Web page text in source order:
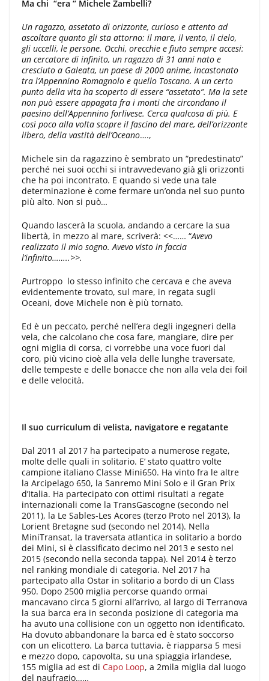
Ma chi “era “ Michele Zambelli?
Un ragazzo, assetato di orizzonte, curioso e attento ad
ascoltare quanto gli sta attorno: il mare, il vento, il cielo,
gli uccelli, le persone. Occhi, orecchie e fiuto sempre accesi:
un cercatore di infinito, un ragazzo di 31 anni nato e
cresciuto a Galeata, un paese di 2000 anime, incastonato
tra l’Appennino Romagnolo e quello Toscano. A un certo
punto della vita ha scoperto di essere “assetato”. Ma la sete
non può essere appagata fra i monti che circondano il
paesino dell’Appennino forlivese. Cerca qualcosa di più. E
così poco alla volta scopre il fascino del mare, dell’orizzonte
libero, della vastità dell’Oceano….,
Michele sin da ragazzino è sembrato un “predestinato”
perché nei suoi occhi si intravvedevano già gli orizzonti
che ha poi incontrato. E quando si vede una tale
determinazione è come fermare un’onda nel suo punto
più alto. Non si può…
Quando lascerà la scuola, andando a cercare la sua
libertà, in mezzo al mare, scriverà: <<…… “Avevo
realizzato il mio sogno. Avevo visto in faccia
l’infinito……..>>.
Purtroppo lo stesso infinito che cercava e che aveva
evidentemente trovato, sul mare, in regata sugli
Oceani, dove Michele non è più tornato.
Ed è un peccato, perché nell’era degli ingegneri della
vela, che calcolano che cosa fare, mangiare, dire per
ogni miglia di corsa, ci vorrebbe una voce fuori dal
coro, più vicino cioè alla vela delle lunghe traversate,
delle tempeste e delle bonacce che non alla vela dei foil
e delle velocità.
Il suo curriculum di velista, navigatore e regatante
Dal 2011 al 2017 ha partecipato a numerose regate,
molte delle quali in solitario. E’ stato quattro volte
campione italiano Classe Mini650. Ha vinto fra le altre
la Arcipelago 650, la Sanremo Mini Solo e il Gran Prix
d’Italia. Ha partecipato con ottimi risultati a regate
internazionali come la TransGascogne (secondo nel
2011), la Le Sables-Les Acores (terzo Proto nel 2013), la
Lorient Bretagne sud (secondo nel 2014). Nella
MiniTransat, la traversata atlantica in solitario a bordo
dei Mini, si è classificato decimo nel 2013 e sesto nel
2015 (secondo nella seconda tappa). Nel 2014 è terzo
nel ranking mondiale di categoria. Nel 2017 ha
partecipato alla Ostar in solitario a bordo di un Class
950. Dopo 2500 miglia percorse quando ormai
mancavano circa 5 giorni all’arrivo, al largo di Terranova
la sua barca era in seconda posizione di categoria ma
ha avuto una collisione con un oggetto non identificato.
Ha dovuto abbandonare la barca ed è stato soccorso
con un elicottero. La barca tuttavia, è riapparsa 5 mesi
e mezzo dopo, capovolta, su una spiaggia irlandese,
155 miglia ad est di Capo Loop, a 2mila miglia dal luogo
del naufragio……